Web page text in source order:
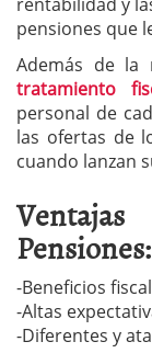
pensiones que
Además de la
tratamiento
personal de
las ofertas de
cuando lanzan
Pensiones:
-Beneficios
-Altas
-Diferentes y